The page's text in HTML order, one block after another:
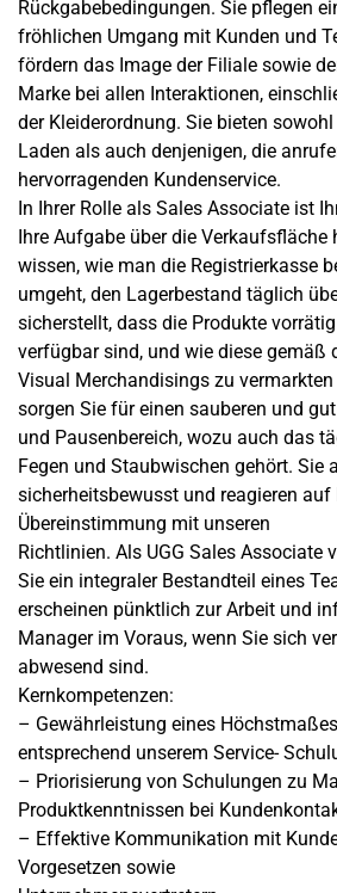
Rückgabebedingungen. Sie pflegen
fröhlichen Umgang mit Kunden und
fördern das Image der Filiale sowie
Marke bei allen Interaktionen,
der Kleiderordnung. Sie bieten
Laden als auch denjenigen, die
hervorragenden Kundenservice.
In Ihrer Rolle als Sales Associate ist
Ihre Aufgabe über die Verkaufsfläche
wissen, wie man die Registrierkasse
umgeht, den Lagerbestand täglich
sicherstellt, dass die Produkte
verfügbar sind, und wie diese gemäß
Visual Merchandisings zu
sorgen Sie für einen sauberen und
und Pausenbereich, wozu auch das
Fegen und Staubwischen gehört. Sie
sicherheitsbewusst und reagieren auf
Übereinstimmung mit unseren
Richtlinien. Als UGG Sales Associate
Sie ein integraler Bestandteil eines
erscheinen pünktlich zur Arbeit und
Manager im Voraus, wenn Sie sich
abwesend sind.
Kernkompetenzen:
– Gewährleistung eines
entsprechend unserem Service-
– Priorisierung von Schulungen zu
Produktkenntnissen bei
– Effektive Kommunikation mit
Vorgesetzen sowie